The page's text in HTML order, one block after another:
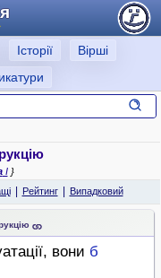
Історії
Вірші
І}
Рейтинг Випадковий
вони б